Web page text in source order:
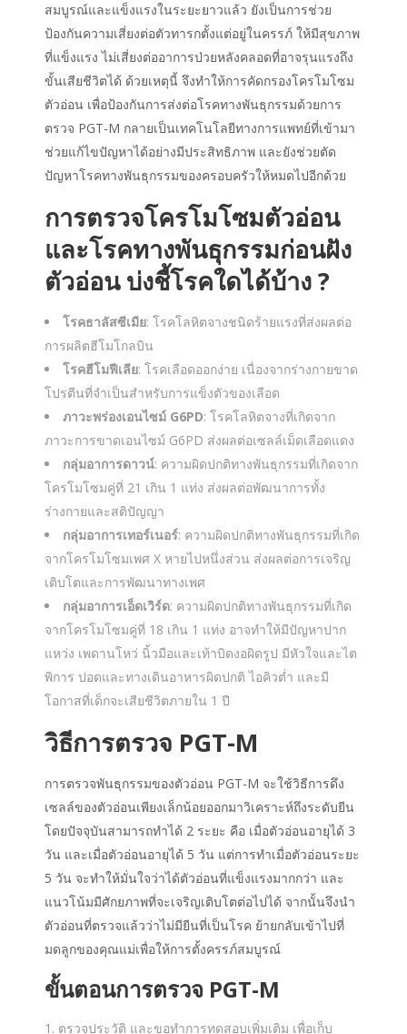
สมบูรณ์และแข็งแรงในระยะยาวแล้ว ยังเป็นการช่วย
ป้องกันความเสี่ยงต่อตัวทารกตั้งแต่อยู่ในครรภ์ ให้มีสุขภาพ
ที่แข็งแรง ไม่เสี่ยงต่ออาการป่วยหลังคลอดที่อาจรุนแรงถึง
ขั้นเสียชีวิตได้ ด้วยเหตุนี้ จึงทำให้การคัดกรองโครโมโซม
ตัวอ่อน เพื่อป้องกันการส่งต่อโรคทางพันธุกรรมด้วยการ
ตรวจ PGT-M กลายเป็นเทคโนโลยีทางการแพทย์ที่เข้ามา
ช่วยแก้ไขปัญหาได้อย่างมีประสิทธิภาพ และยังช่วยตัด
ปัญหาโรคทางพันธุกรรมของครอบครัวให้หมดไปอีกด้วย
การตรวจโครโมโซมตัวอ่อน
และโรคทางพันธุกรรมก่อนฝัง
ตัวอ่อน บ่งชี้โรคใดได้บ้าง ?
โรคธาลัสซีเมีย: โรคโลหิตจางชนิดร้ายแรงที่ส่งผลต่อ
การผลิตฮีโมโกลบิน
โรคฮีโมฟีเลีย: โรคเลือดออกง่าย เนื่องจากร่างกายขาด
โปรตีนที่จำเป็นสำหรับการแข็งตัวของเลือด
ภาวะพร่องเอนไซม์ G6PD: โรคโลหิตจางที่เกิดจาก
ภาวะการขาดเอนไซม์ G6PD ส่งผลต่อเซลล์เม็ดเลือดแดง
กลุ่มอาการดาวน์: ความผิดปกติทางพันธุกรรมที่เกิดจาก
โครโมโซมคู่ที่ 21 เกิน 1 แท่ง ส่งผลต่อพัฒนาการทั้ง
ร่างกายและสติปัญญา
กลุ่มอาการเทอร์เนอร์: ความผิดปกติทางพันธุกรรมที่เกิด
จากโครโมโซมเพศ X หายไปหนึ่งส่วน ส่งผลต่อการเจริญ
เติบโตและการพัฒนาทางเพศ
กลุ่มอาการเอ็ดเวิร์ด: ความผิดปกติทางพันธุกรรมที่เกิด
จากโครโมโซมคู่ที่ 18 เกิน 1 แท่ง อาจทำให้มีปัญหาปาก
แหว่ง เพดานโหว่ นิ้วมือและเท้าบิดงอผิดรูป มีหัวใจและไต
พิการ ปอดและทางเดินอาหารผิดปกติ ไอคิวต่ำ และมี
โอกาสที่เด็กจะเสียชีวิตภายใน 1 ปี
วิธีการตรวจ PGT-M
การตรวจพันธุกรรมของตัวอ่อน PGT-M จะใช้วิธีการดึง
เซลล์ของตัวอ่อนเพียงเล็กน้อยออกมาวิเคราะห์ถึงระดับยีน
โดยปัจจุบันสามารถทำได้ 2 ระยะ คือ เมื่อตัวอ่อนอายุได้ 3
วัน และเมื่อตัวอ่อนอายุได้ 5 วัน แต่การทำเมื่อตัวอ่อนระยะ
5 วัน จะทำให้มั่นใจว่าได้ตัวอ่อนที่แข็งแรงมากกว่า และ
แนวโน้มมีศักยภาพที่จะเจริญเติบโตต่อไปได้ จากนั้นจึงนำ
ตัวอ่อนที่ตรวจแล้วว่าไม่มียีนที่เป็นโรค ย้ายกลับเข้าไปที่
มดลูกของคุณแม่เพื่อให้การตั้งครรภ์สมบูรณ์
ขั้นตอนการตรวจ PGT-M
ตรวจประวัติ และขอทำการทดสอบเพิ่มเติม เพื่อเก็บ